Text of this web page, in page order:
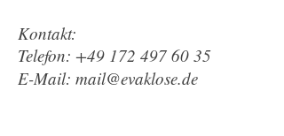
Kontakt:
Telefon: +49 172 497 60 35
E-Mail: mail@evaklose.de